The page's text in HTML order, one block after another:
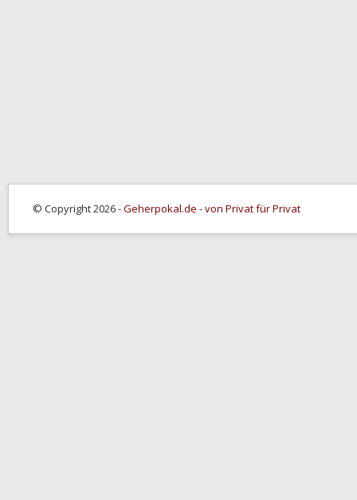
© Copyright 2026 -Geherpokal.de - von Privat für Privat